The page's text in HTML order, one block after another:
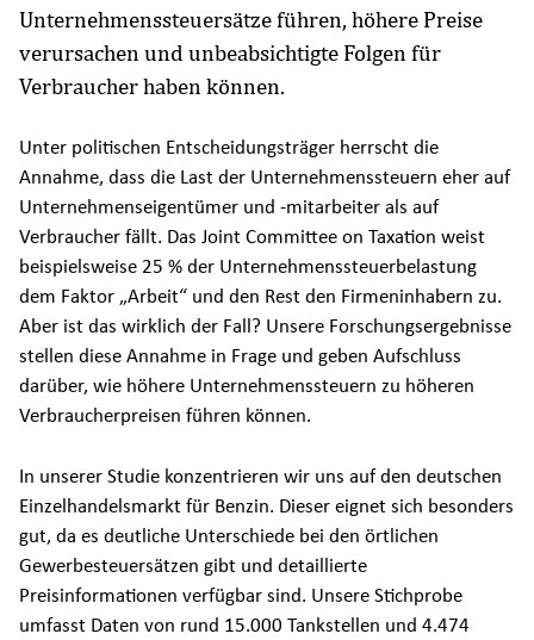
Unternehmenssteuersätze führen, höhere Preise
verursachen und unbeabsichtigte Folgen für
Verbraucher haben können.
Unter politischen Entscheidungsträger herrscht die
Annahme, dass die Last der Unternehmenssteuern eher auf
Unternehmenseigentümer und -mitarbeiter als auf
Verbraucher fällt. Das Joint Committee on Taxation weist
beispielsweise 25 % der Unternehmenssteuerbelastung
dem Faktor „Arbeit“ und den Rest den Firmeninhabern zu.
Aber ist das wirklich der Fall? Unsere Forschungsergebnisse
stellen diese Annahme in Frage und geben Aufschluss
darüber, wie höhere Unternehmenssteuern zu höheren
Verbraucherpreisen führen können.
In unserer Studie konzentrieren wir uns auf den deutschen
Einzelhandelsmarkt für Benzin. Dieser eignet sich besonders
gut, da es deutliche Unterschiede bei den örtlichen
Gewerbesteuersätzen gibt und detaillierte
Preisinformationen verfügbar sind. Unsere Stichprobe
umfasst Daten von rund 15.000 Tankstellen und 4.474